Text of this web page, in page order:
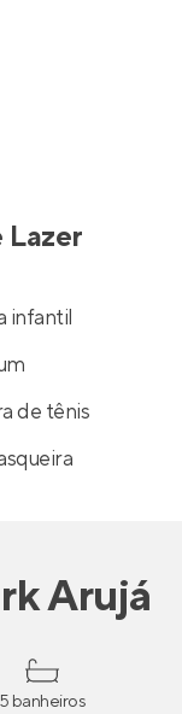
Lazer
infantil
de tênis
Arujá
5 banheiros